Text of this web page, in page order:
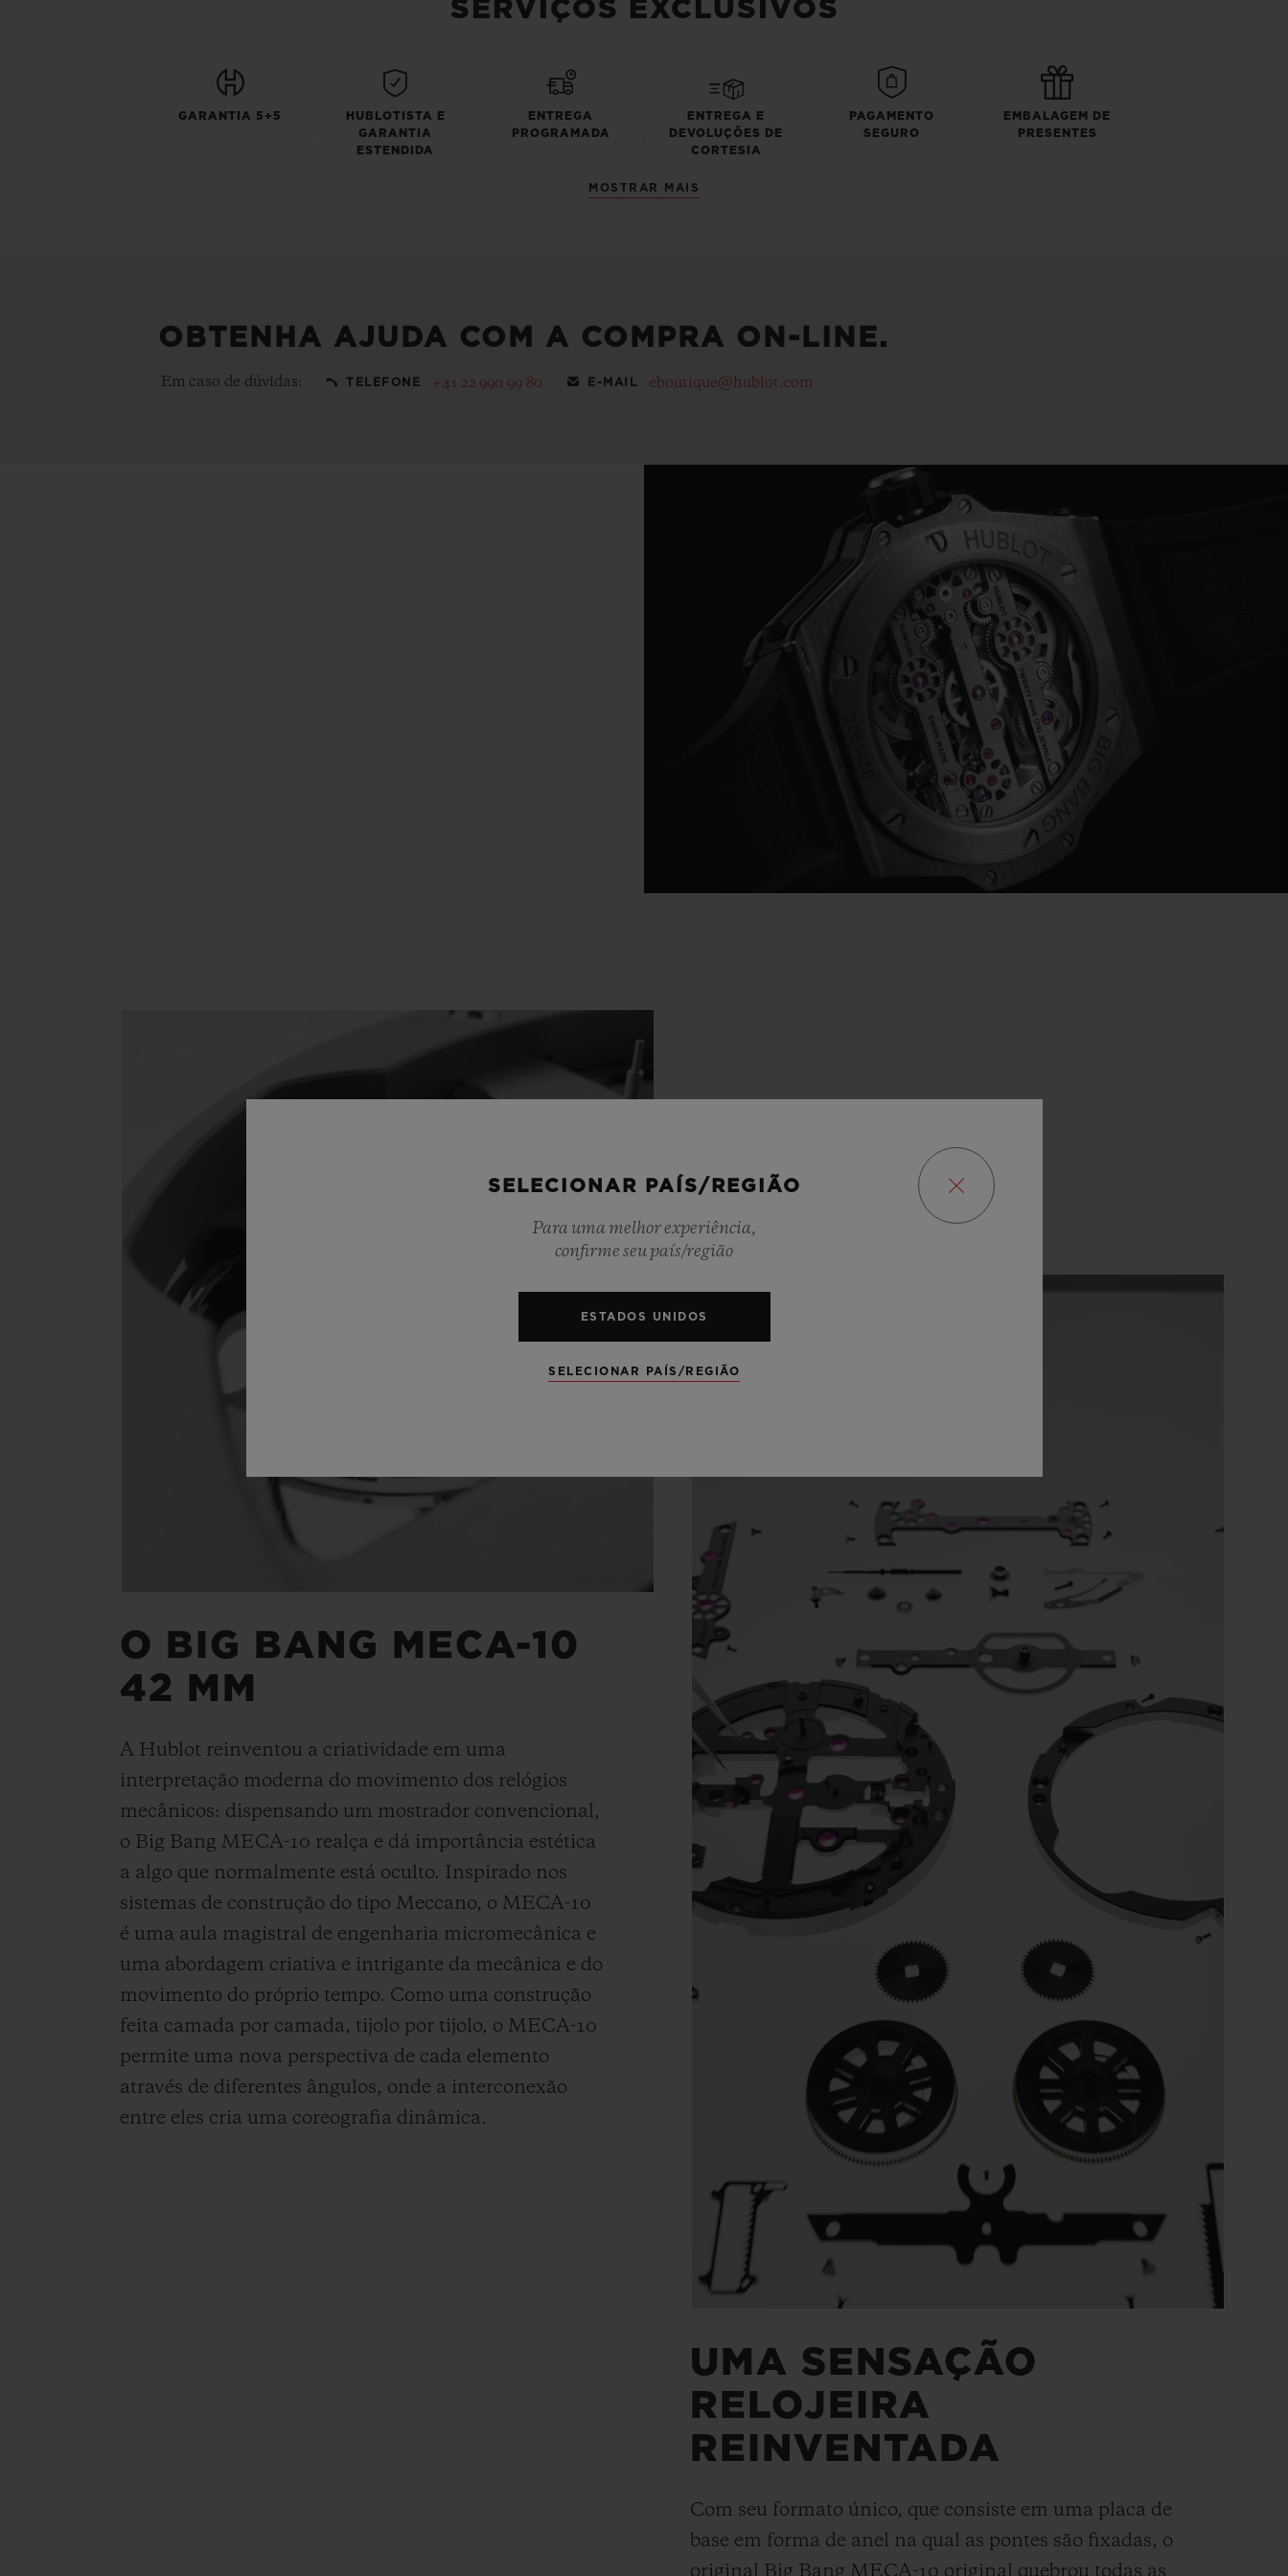
SERVIÇOS EXCLUSIVOS
GARANTIA 5+5
HUBLOTISTA E
GARANTIA
ESTENDIDA
ENTREGA
PROGRAMADA
ENTREGA E
DEVOLUÇÕES DE
CORTESIA
PAGAMENTO
SEGURO
EMBALAGEM DE
PRESENTES
MOSTRAR MAIS
OBTENHA AJUDA COM A COMPRA ON-LINE.
Em caso de dúvidas: TELEFONE +41 22 990 99 80 E-MAIL eboutique@hublot.com
O BIG BANG MECA-10
42 MM
A Hublot reinventou a criatividade em uma
interpretação moderna do movimento dos relógios
mecânicos: dispensando um mostrador convencional,
o Big Bang MECA-10 realça e dá importância estética
a algo que normalmente está oculto. Inspirado nos
sistemas de construção do tipo Meccano, o MECA-10
é uma aula magistral de engenharia micromecânica e
uma abordagem criativa e intrigante da mecânica e do
movimento do próprio tempo. Como uma construção
feita camada por camada, tijolo por tijolo, o MECA-10
permite uma nova perspectiva de cada elemento
através de diferentes ângulos, onde a interconexão
entre eles cria uma coreografia dinâmica.
UMA SENSAÇÃO
RELOJEIRA
REINVENTADA
Com seu formato único, que consiste em uma placa de
base em forma de anel na qual as pontes são fixadas, o
original Big Bang MECA-10 original quebrou todas as
SELECIONAR PAÍS/REGIÃO
Para uma melhor experiência,
confirme seu país/região
ESTADOS UNIDOS
SELECIONAR PAÍS/REGIÃO